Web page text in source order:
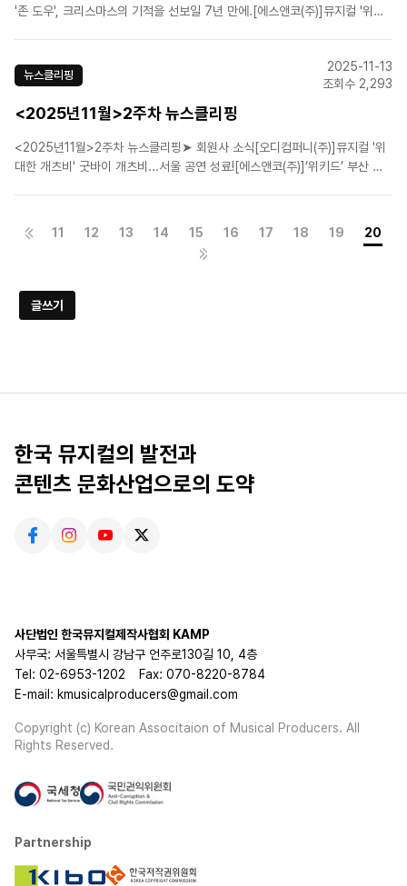
'존 도우', 크리스마스의 기적을 선보일 7년 만에.[에스앤코(주)]뮤지컬 '위키
나온 뮤지컬 배우 남경주인프..
뉴스클리핑
2025-11-13
조회수 2,293
<2025년11월>2주차 뉴스클리핑
<2025년11월>2주차 뉴스클리핑➤ 회원사 소식[오디컴퍼니(주)]뮤지컬 '위
대한 개츠비' 굿바이 개츠비...서울 공연 성료![에스앤코(주)]‘위키드’ 부산 첫
11 12 13 14 15 16 17 18 19 20
글쓰기
한국 뮤지컬의 발전과
콘텐츠 문화산업으로의 도약
사단법인 한국뮤지컬제작사협회 KAMP
사무국: 서울특별시 강남구 언주로130길 10, 4층
Tel: 02-6953-1202
Fax: 070-8220-8784
E-mail: kmusicalproducers@gmail.com
Copyright (c) Korean Associtaion of Musical Producers. All
Rights Reserved.
Partnership